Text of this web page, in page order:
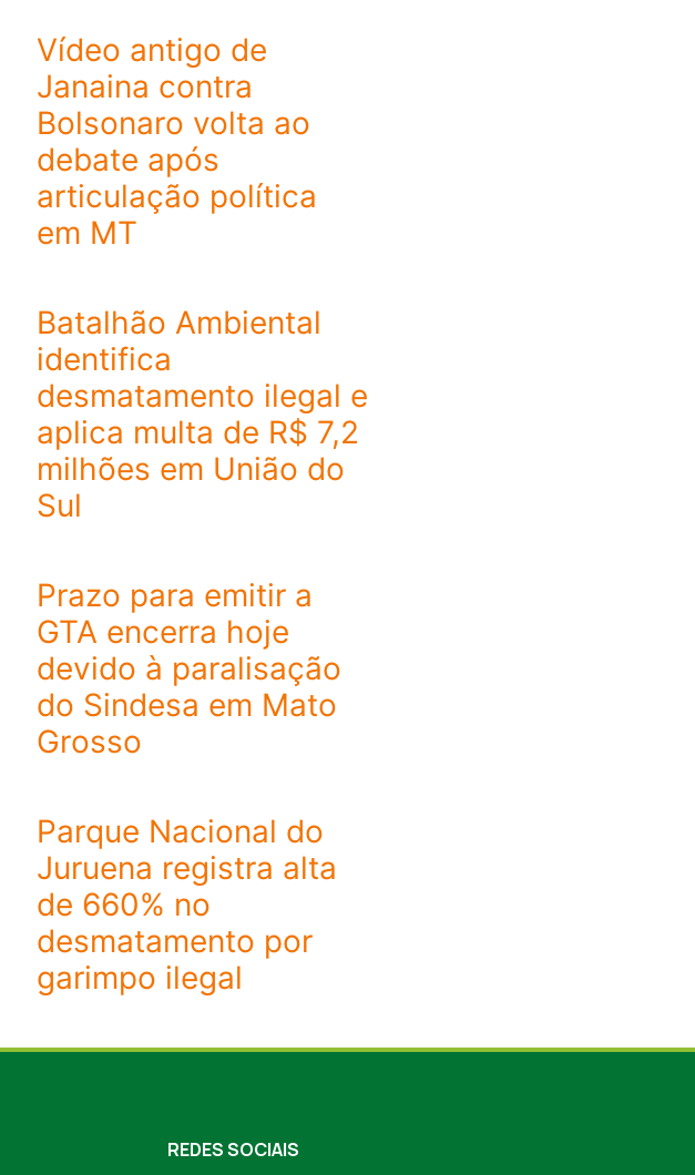
Vídeo antigo de
Janaina contra
Bolsonaro volta ao
debate após
articulação política
em MT
Batalhão Ambiental
identifica
desmatamento ilegal e
aplica multa de R$ 7,2
milhões em União do
Sul
Prazo para emitir a
GTA encerra hoje
devido à paralisação
do Sindesa em Mato
Grosso
Parque Nacional do
Juruena registra alta
de 660% no
desmatamento por
garimpo ilegal
REDES SOCIAIS